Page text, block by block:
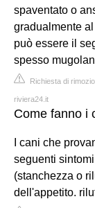
spaventato o
gradualmente
può essere il
spesso
Richiesta di
riviera24.it
Come fanno i
I cani che
seguenti
(stanchezza o
dell'appetito.